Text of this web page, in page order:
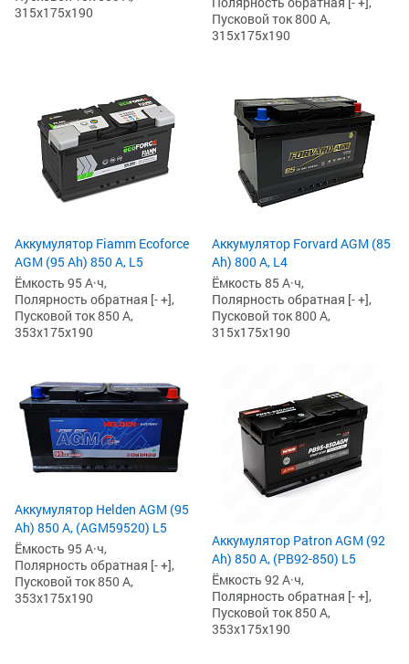
315x175x190
Пусковой ток 800 А,
315x175x190
Аккумулятор Fiamm Ecoforce
AGM (95 Ah) 850 A, L5
Ёмкость 95 А·ч,
Полярность обратная [- +],
Пусковой ток 850 А,
353x175x190
Аккумулятор Forvard AGM (85
Ah) 800 А, L4
Ёмкость 85 А·ч,
Полярность обратная [- +],
Пусковой ток 800 А,
315x175x190
Аккумулятор Helden AGM (95
Ah) 850 А, (AGM59520) L5
Ёмкость 95 А·ч,
Полярность обратная [- +],
Пусковой ток 850 А,
353x175x190
Аккумулятор Patron AGM (92
Ah) 850 А, (PB92-850) L5
Ёмкость 92 А·ч,
Полярность обратная [- +],
Пусковой ток 850 А,
353x175x190